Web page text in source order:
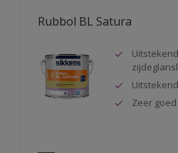
Rubbol BL Satura
Zeer